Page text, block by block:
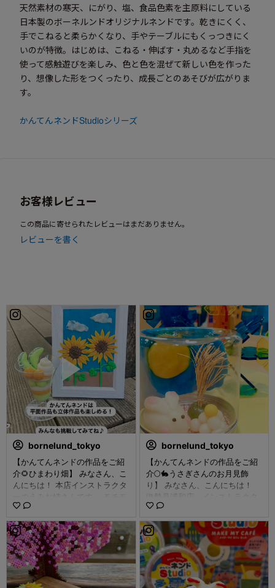
天然素材の寒天、にがり、塩、食品色素を主原料にしている
日本製のボーネルンドオリジナルネンドです。乾きにくく、
手でこねると柔らかくなり、手やテーブルにもくっつきにく
いのが特徴。はじめは、こねる・伸ばす・丸めるなど手指を
使って感触遊びを楽しみ、色と色を混ぜて新しい色を作った
り、想像した形をつくったり、成長ごとのあそびが広がりま
す。
かんてんネンドStudioシリーズ
お客様レビュー
この商品に寄せられたレビューはまだありません。
レビューを書く
bornelund_tokyo
【かんてんネンドの作品をご紹
介🌻ひまわり畑】 みなさん、こ
んにちは！ 本店インストラクタ
ーのえみお姉さんです。 モチモ
チの感触が気持ち良い、かんて
んネンド。 こねるほど、手の温
かさで柔らかく伸びてくれま
す。 本日は、 『かんてんネン
ドstudioはじめてのどうぐセッ
ト』 で作る「ひまわり畑」をご
紹介します！ 動画の最後にでて
bornelund_tokyo
【かんてんネンドの作品をご紹
介🌕️🐇うさぎさんのお月見飾
り】 みなさん、こんにちは！
伊勢丹浦和店、インストラクタ
ーのきくちです。 暑かった今年
の夏でしたが、 少しづつ空が秋
めいて澄んでくる頃ですね😊 本
日は、モチモチの感触が気持ち
が良く、 こねるほどに手の温か
さで柔らかく伸びるかんてんネ
ンドを使った 季節を先取りした